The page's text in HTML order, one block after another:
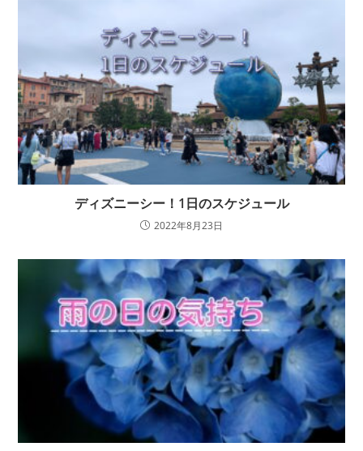
ディズニーシー！1日のスケジュール
2022年8月23日